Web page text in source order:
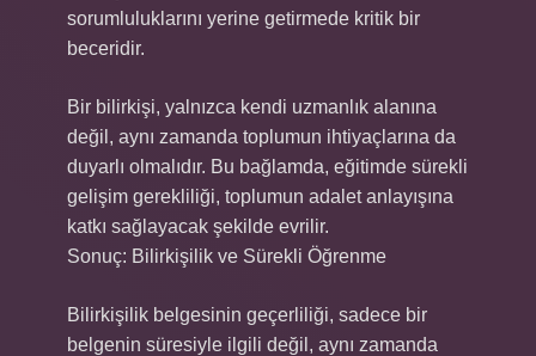
sorumluluklarını yerine getirmede kritik bir
beceridir.
Bir bilirkişi, yalnızca kendi uzmanlık alanına
değil, aynı zamanda toplumun ihtiyaçlarına da
duyarlı olmalıdır. Bu bağlamda, eğitimde sürekli
gelişim gerekliliği, toplumun adalet anlayışına
katkı sağlayacak şekilde evrilir.
Sonuç: Bilirkişilik ve Sürekli Öğrenme
Bilirkişilik belgesinin geçerliliği, sadece bir
belgenin süresiyle ilgili değil, aynı zamanda